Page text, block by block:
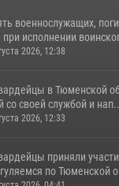
военнослужащих,
исполнении
2026, 12:38
в Тюменской
со своей службой и
2026, 12:33
приняли
по Тюменской